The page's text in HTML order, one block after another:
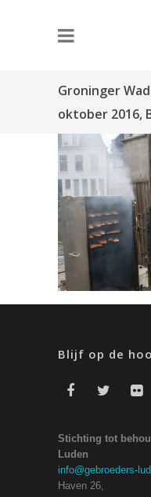
Groninger
oktober 2016,
Blijf op de
Stichting tot
Luden
info@gebroeders-
Haven 26,